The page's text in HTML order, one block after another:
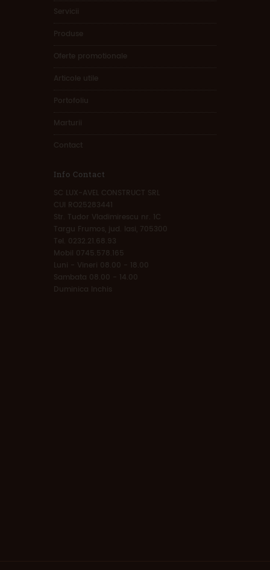
Servicii
Produse
Oferte promotionale
Articole utile
Portofoliu
Marturii
Contact
Info Contact
SC LUX-AVEL CONSTRUCT SRL
CUI RO25283441
Str. Tudor Vladimirescu nr. 1C
Targu Frumos, jud. Iasi, 705300
Tel. 0232.21.68.93
Mobil 0745.578.165
Luni - Vineri 08.00 - 18.00
Sambata 08.00 - 14.00
Duminica Inchis